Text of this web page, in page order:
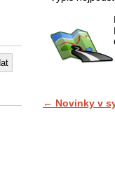
← Novinky v